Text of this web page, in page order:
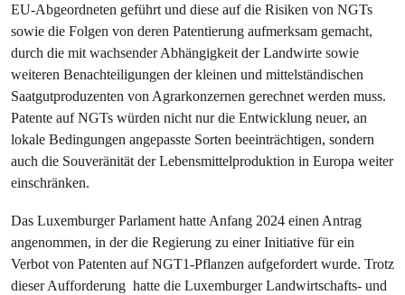
EU-Abgeordneten geführt und diese auf die Risiken von NGTs
sowie die Folgen von deren Patentierung aufmerksam gemacht,
durch die mit wachsender Abhängigkeit der Landwirte sowie
weiteren Benachteiligungen der kleinen und mittelständischen
Saatgutproduzenten von Agrarkonzernen gerechnet werden muss.
Patente auf NGTs würden nicht nur die Entwicklung neuer, an
lokale Bedingungen angepasste Sorten beeinträchtigen, sondern
auch die Souveränität der Lebensmittelproduktion in Europa weiter
einschränken.
Das Luxemburger Parlament hatte Anfang 2024 einen Antrag
angenommen, in der die Regierung zu einer Initiative für ein
Verbot von Patenten auf NGT1-Pflanzen aufgefordert wurde. Trotz
dieser Aufforderung hatte die Luxemburger Landwirtschafts- und